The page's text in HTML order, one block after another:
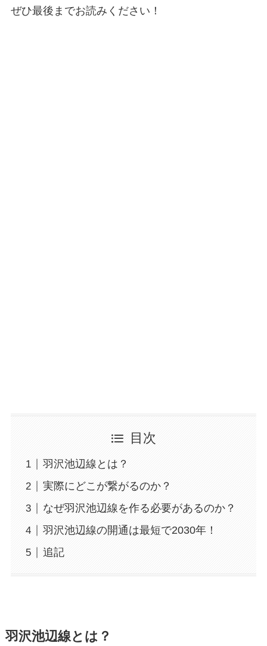
ぜひ最後までお読みください！
目次
羽沢池辺線とは？
実際にどこが繋がるのか？
なぜ羽沢池辺線を作る必要があるのか？
羽沢池辺線の開通は最短で2030年！
追記
羽沢池辺線とは？